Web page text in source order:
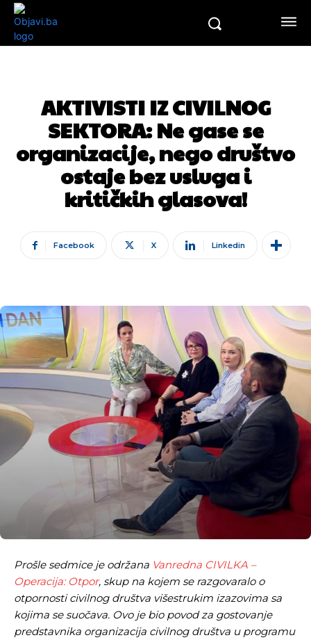
AKTIVISTI IZ CIVILNOG
SEKTORA: Ne gase se
organizacije, nego društvo
ostaje bez usluga i
kritičkih glasova!
Facebook X Linkedin
Prošle sedmice je održana Vanredna CIVILKA –
Operacija: Otpor, skup na kojem se razgovaralo o
otpornosti civilnog društva višestrukim izazovima sa
kojima se suočava. Ovo je bio povod za gostovanje
predstavnika organizacija civilnog društva u programu